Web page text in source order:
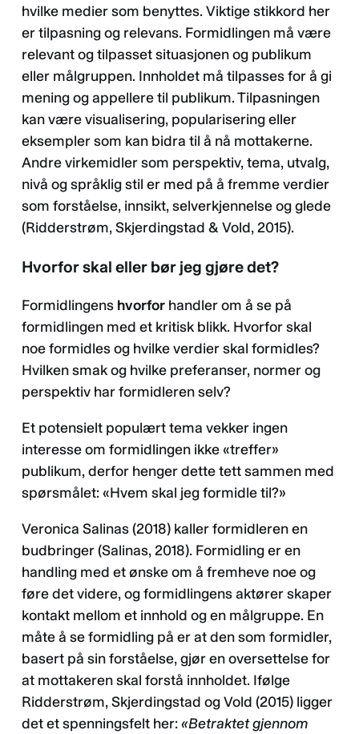
hvilke medier som benyttes. Viktige stikkord her
er tilpasning og relevans. Formidlingen må være
relevant og tilpasset situasjonen og publikum
eller målgruppen. Innholdet må tilpasses for å gi
mening og appellere til publikum. Tilpasningen
kan være visualisering, popularisering eller
eksempler som kan bidra til å nå mottakerne.
Andre virkemidler som perspektiv, tema, utvalg,
nivå og språklig stil er med på å fremme verdier
som forståelse, innsikt, selverkjennelse og glede
(Ridderstrøm, Skjerdingstad & Vold, 2015).
Hvorfor skal eller bør jeg gjøre det?
Formidlingens hvorfor handler om å se på
formidlingen med et kritisk blikk. Hvorfor skal
noe formidles og hvilke verdier skal formidles?
Hvilken smak og hvilke preferanser, normer og
perspektiv har formidleren selv?
Et potensielt populært tema vekker ingen
interesse om formidlingen ikke «treffer»
publikum, derfor henger dette tett sammen med
spørsmålet: «Hvem skal jeg formidle til?»
Veronica Salinas (2018) kaller formidleren en
budbringer (Salinas, 2018). Formidling er en
handling med et ønske om å fremheve noe og
føre det videre, og formidlingens aktører skaper
kontakt mellom et innhold og en målgruppe. En
måte å se formidling på er at den som formidler,
basert på sin forståelse, gjør en oversettelse for
at mottakeren skal forstå innholdet. Ifølge
Ridderstrøm, Skjerdingstad og Vold (2015) ligger
det et spenningsfelt her:«Betraktet gjennom